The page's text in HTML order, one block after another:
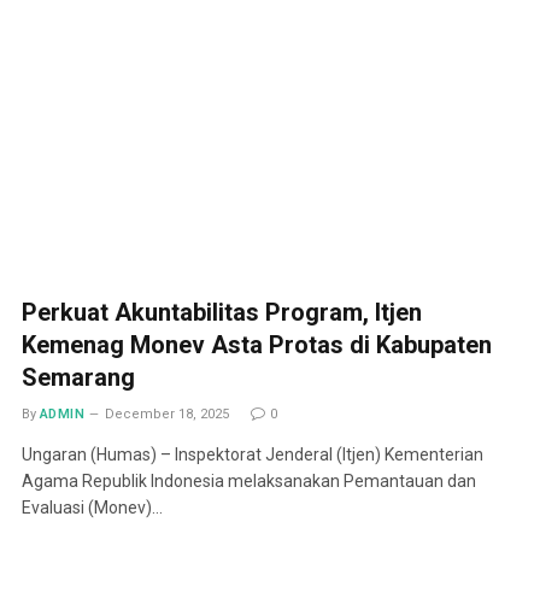
Perkuat Akuntabilitas Program, Itjen
Kemenag Monev Asta Protas di Kabupaten
Semarang
By ADMIN December 18, 2025 0
Ungaran (Humas) – Inspektorat Jenderal (Itjen) Kementerian
Agama Republik Indonesia melaksanakan Pemantauan dan
Evaluasi (Monev)…